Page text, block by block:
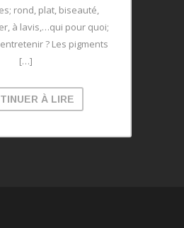
rond, plat, biseauté,
à lavis,…qui pour quoi;
? Les pigments
[…]
À LIRE